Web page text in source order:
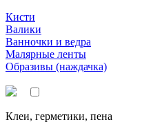
Кисти
Валики
Ванночки и ведра
Малярные ленты
Образивы (наждачка)
Клеи, герметики, пена